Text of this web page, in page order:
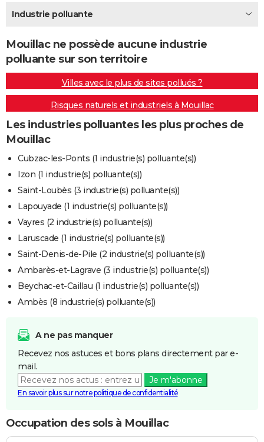
Destinations
City break
Voyage nature
Voyage de noces
Forum
Climat
+PHOTO
GUIDES D'ACHAT
BONS PLANS
CARTE DE VOEUX
Carte de Noël
Carte Bonne année
Carte Saint-Valentin
Carte Pâques
Carte d'anniversaire
DICTIONNAIRE
Dictionnaire
Biographies
Citations
Expressions
Proverbes
PROGRAMME TV
COPAINS D'AVANT
S'inscrire
Se connecter
Lycées
Collèges
Primaires
Universités
Entreprises
Service militaire
Avis de recherche
AVIS DE DÉCÈS
FORUM
Bricolage
Lifestyle
Culture
Sport
Auto
Television
Voyage
Cinema
Industrie polluante
Mouillac ne possède aucune industrie
polluante sur son territoire
Villes avec le plus de sites pollués ?
Risques naturels et industriels à Mouillac
Les industries polluantes les plus proches de
Mouillac
Cubzac-les-Ponts (1 industrie(s) polluante(s))
Izon (1 industrie(s) polluante(s))
Saint-Loubès (3 industrie(s) polluante(s))
Lapouyade (1 industrie(s) polluante(s))
Vayres (2 industrie(s) polluante(s))
Laruscade (1 industrie(s) polluante(s))
Saint-Denis-de-Pile (2 industrie(s) polluante(s))
Ambarès-et-Lagrave (3 industrie(s) polluante(s))
Beychac-et-Caillau (1 industrie(s) polluante(s))
Ambès (8 industrie(s) polluante(s))
A ne pas manquer
Recevez nos astuces et bons plans directement par e-
mail.
Je m'abonne
En savoir plus sur notre politique de confidentialité
Occupation des sols à Mouillac